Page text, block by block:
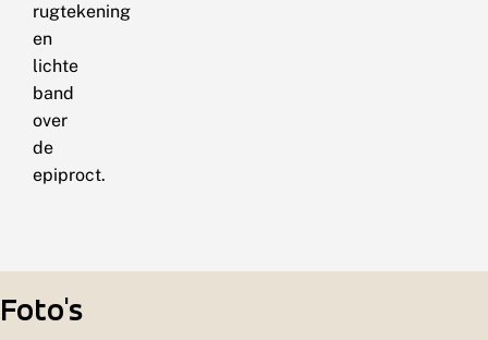
rugtekening
en
lichte
band
over
de
epiproct.
Foto's